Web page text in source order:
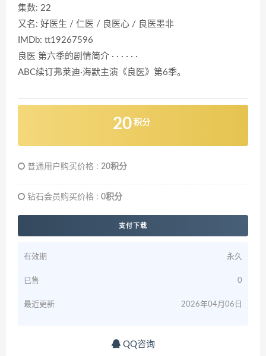
集数: 22
又名: 好医生 / 仁医 / 良医心 / 良医墨非
IMDb: tt19267596
良医 第六季的剧情简介 · · · · · ·
ABC续订弗莱迪·海默主演《良医》第6季。
20 积分
普通用户购买价格 : 20积分
钻石会员购买价格 : 0积分
支付下载
有效期 永久
已售 0
最近更新 2026年04月06日
QQ咨询